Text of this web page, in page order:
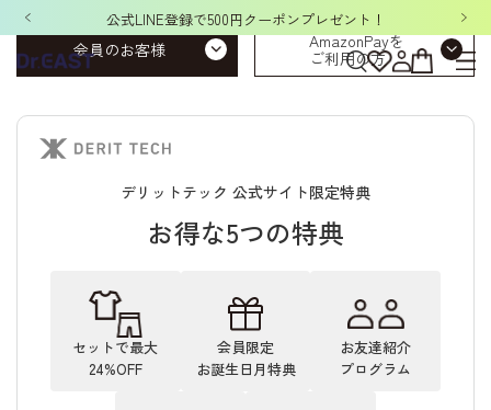
公式LINE登録で500円クーポンプレゼント！
会員のお客様
AmazonPayを
ご利用の方
デリットテック 公式サイト限定特典
お得な5つの特典
セットで最大
24%OFF
会員限定
お誕生日月特典
お友達紹介
プログラム